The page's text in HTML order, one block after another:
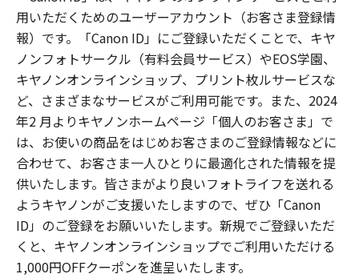
用いただくためのユーザーアカウント（お客さま登録情
報）です。「Canon ID」にご登録いただくことで、キヤ
ノンフォトサークル（有料会員サービス）やEOS学園、
キヤノンオンラインショップ、プリント枚ルサービスな
ど、さまざまなサービスがご利用可能です。また、2024
年2 月よりキヤノンホームページ「個人のお客さま」で
は、お使いの商品をはじめお客さまのご登録情報などに
合わせて、お客さま一人ひとりに最適化された情報を提
供いたします。皆さまがより良いフォトライフを送れる
ようキヤノンがご支援いたしますので、ぜひ「Canon
ID」のご登録をお願いいたします。新規でご登録いただ
くと、キヤノンオンラインショップでご利用いただける
1,000円OFFクーポンを進呈いたします。